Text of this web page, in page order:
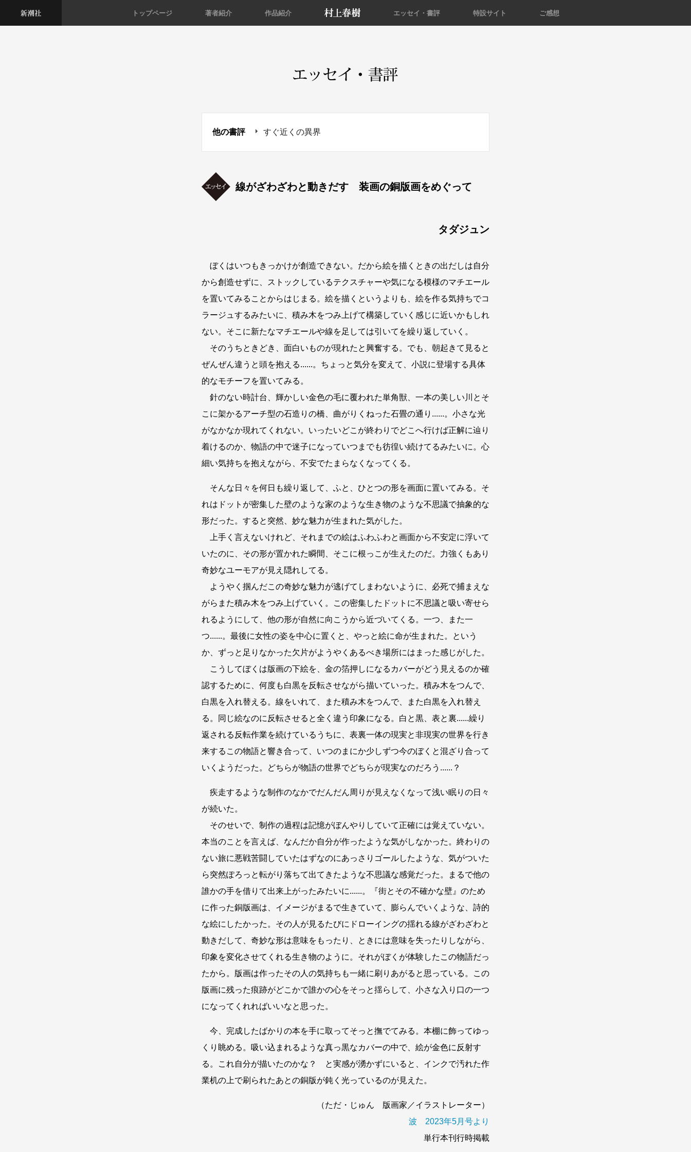
トップページ 著者紹介 作品紹介 エッセイ・書評 特設サイト ご感想
他の書評 すぐ近くの異界
線がざわざわと動きだす 装画の銅版画をめぐって
タダジュン
ぼくはいつもきっかけが創造できない。だから絵を描くときの出だしは自分
から創造せずに、ストックしているテクスチャーや気になる模様のマチエール
を置いてみることからはじまる。絵を描くというよりも、絵を作る気持ちでコ
ラージュするみたいに、積み木をつみ上げて構築していく感じに近いかもしれ
ない。そこに新たなマチエールや線を足しては引いてを繰り返していく。
そのうちときどき、面白いものが現れたと興奮する。でも、朝起きて見ると
ぜんぜん違うと頭を抱える......。ちょっと気分を変えて、小説に登場する具体
的なモチーフを置いてみる。
針のない時計台、輝かしい金色の毛に覆われた単角獣、一本の美しい川とそ
こに架かるアーチ型の石造りの橋、曲がりくねった石畳の通り......。小さな光
がなかなか現れてくれない。いったいどこが終わりでどこへ行けば正解に辿り
着けるのか、物語の中で迷子になっていつまでも彷徨い続けてるみたいに。心
細い気持ちを抱えながら、不安でたまらなくなってくる。
そんな日々を何日も繰り返して、ふと、ひとつの形を画面に置いてみる。そ
れはドットが密集した壁のような家のような生き物のような不思議で抽象的な
形だった。すると突然、妙な魅力が生まれた気がした。
上手く言えないけれど、それまでの絵はふわふわと画面から不安定に浮いて
いたのに、その形が置かれた瞬間、そこに根っこが生えたのだ。力強くもあり
奇妙なユーモアが見え隠れしてる。
ようやく掴んだこの奇妙な魅力が逃げてしまわないように、必死で捕まえな
がらまた積み木をつみ上げていく。この密集したドットに不思議と吸い寄せら
れるようにして、他の形が自然に向こうから近づいてくる。一つ、また一
つ......。最後に女性の姿を中心に置くと、やっと絵に命が生まれた。という
か、ずっと足りなかった欠片がようやくあるべき場所にはまった感じがした。
こうしてぼくは版画の下絵を、金の箔押しになるカバーがどう見えるのか確
認するために、何度も白黒を反転させながら描いていった。積み木をつんで、
白黒を入れ替える。線をいれて、また積み木をつんで、また白黒を入れ替え
る。同じ絵なのに反転させると全く違う印象になる。白と黒、表と裏......繰り
返される反転作業を続けているうちに、表裏一体の現実と非現実の世界を行き
来するこの物語と響き合って、いつのまにか少しずつ今のぼくと混ざり合って
いくようだった。どちらが物語の世界でどちらが現実なのだろう......？
疾走するような制作のなかでだんだん周りが見えなくなって浅い眠りの日々
が続いた。
そのせいで、制作の過程は記憶がぼんやりしていて正確には覚えていない。
本当のことを言えば、なんだか自分が作ったような気がしなかった。終わりの
ない旅に悪戦苦闘していたはずなのにあっさりゴールしたような、気がついた
ら突然ぽろっと転がり落ちて出てきたような不思議な感覚だった。まるで他の
誰かの手を借りて出来上がったみたいに......。『街とその不確かな壁』のため
に作った銅版画は、イメージがまるで生きていて、膨らんでいくような、詩的
な絵にしたかった。その人が見るたびにドローイングの揺れる線がざわざわと
動きだして、奇妙な形は意味をもったり、ときには意味を失ったりしながら、
印象を変化させてくれる生き物のように。それがぼくが体験したこの物語だっ
たから。版画は作ったその人の気持ちも一緒に刷りあがると思っている。この
版画に残った痕跡がどこかで誰かの心をそっと揺らして、小さな入り口の一つ
になってくれればいいなと思った。
今、完成したばかりの本を手に取ってそっと撫でてみる。本棚に飾ってゆっ
くり眺める。吸い込まれるような真っ黒なカバーの中で、絵が金色に反射す
る。これ自分が描いたのかな？ と実感が湧かずにいると、インクで汚れた作
業机の上で刷られたあとの銅版が鈍く光っているのが見えた。
（ただ・じゅん 版画家／イラストレーター）
波 2023年5月号より
単行本刊行時掲載